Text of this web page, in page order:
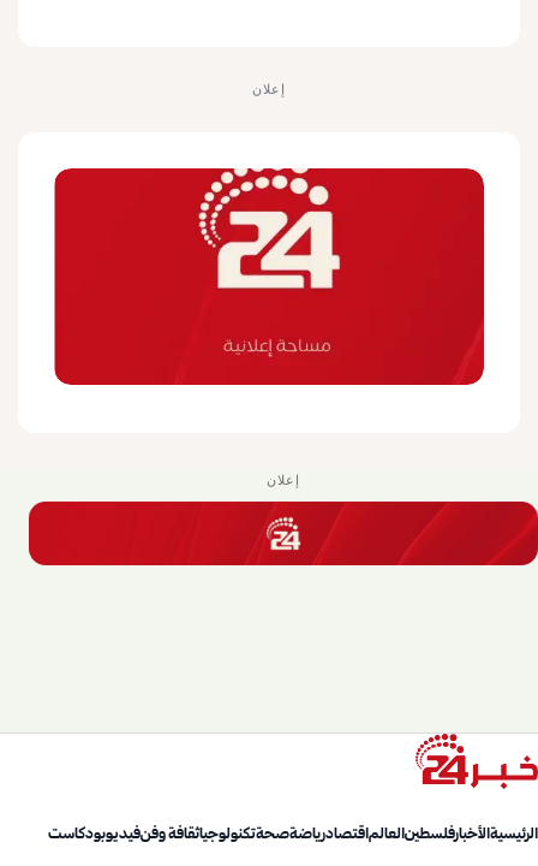
إعلان
إعلان
الرئيسيةالأخبارفلسطينالعالماقتصادرياضةصحةتكنولوجياثقافة وفنفيديوبودكاست